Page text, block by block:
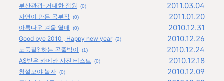
부산관광-거대한 정원 (0) 2011.03.04
자연이 만든 목부작 (0) 2011.01.20
아름다운 겨울 열매 (0) 2010.12.31
Good bye 2010 , Happy new year (2) 2010.12.26
도둑질? 하는 곤줄박이 (1) 2010.12.24
AS받은 카메라 사진 테스트 (0) 2010.12.18
청설모야 놀자 (0) 2010.12.09